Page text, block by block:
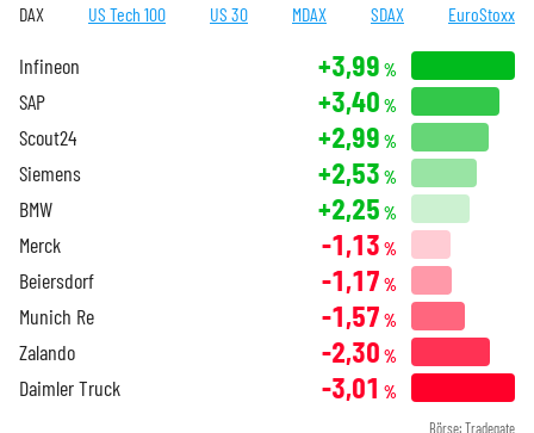
DAX US Tech 100 US 30 MDAX SDAX EuroStoxx
Infineon +3,99 %
SAP +3,40 %
Scout24 +2,99 %
Siemens +2,53 %
BMW +2,25 %
Merck -1,13 %
Beiersdorf -1,17 %
Munich Re -1,57 %
Zalando -2,30 %
Daimler Truck -3,01 %
Börse: Tradegate